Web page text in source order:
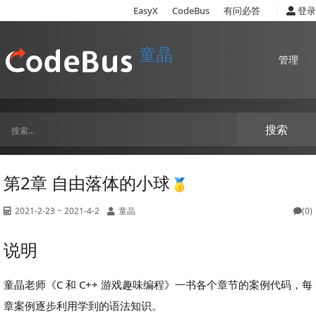
EasyX CodeBus 有问必答 登录
童晶 管理
第2章 自由落体的小球
2021-2-23 ~ 2021-4-2 童晶 (0)
说明
童晶老师《C 和 C++ 游戏趣味编程》一书各个章节的案例代码，每
章案例逐步利用学到的语法知识。
搜索